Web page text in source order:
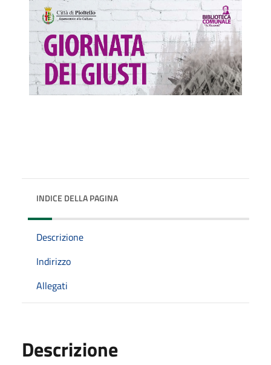
INDICE DELLA PAGINA
Descrizione
Indirizzo
Allegati
Descrizione